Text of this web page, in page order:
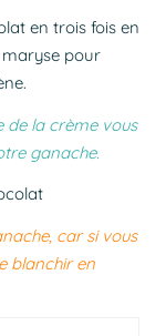
en trois fois en
pour
de la crème vous
ganache.
car si vous
blanchir en